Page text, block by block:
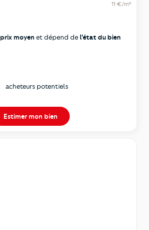
11 €/m²
prix moyen et dépend del’état du bien
acheteurs potentiels
Estimer mon bien